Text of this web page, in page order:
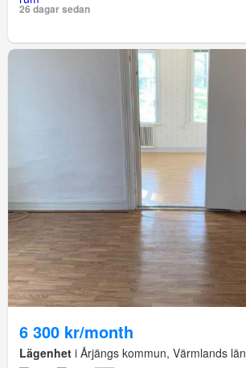
26 dagar sedan
6 300 kr/month
Lägenhet i Årjängs kommun, Värmlands län